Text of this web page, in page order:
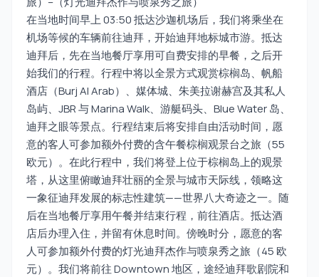
在当地时间早上 03:50 抵达沙迦机场后，我们将乘坐在
机场等候的车辆前往迪拜，开始迪拜地标城市游。抵达
迪拜后，先在当地餐厅享用可自费安排的早餐，之后开
始我们的行程。行程中将以全景方式观赏棕榈岛、帆船
酒店（Burj Al Arab）、媒体城、朱美拉谢赫宫及其私人
岛屿、JBR 与 Marina Walk、游艇码头、Blue Water 岛、
迪拜之眼等景点。行程结束后将安排自由活动时间，愿
意的客人可参加额外付费的含午餐棕榈观景台之旅（55
欧元）。在此行程中，我们将登上位于棕榈岛上的观景
塔，从这里俯瞰迪拜壮丽的全景与城市天际线，领略这
一象征迪拜发展的标志性建筑——世界八大奇迹之一。随
后在当地餐厅享用午餐并结束行程，前往酒店。抵达酒
店后办理入住，并留有休息时间。傍晚时分，愿意的客
人可参加额外付费的灯光迪拜杰作与喷泉秀之旅（45 欧
元）。我们将前往 Downtown 地区，途经迪拜歌剧院和